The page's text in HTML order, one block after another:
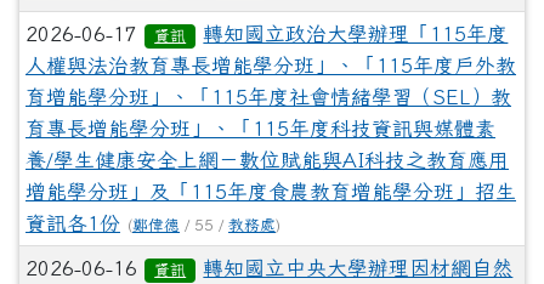
2026-06-17 資訊
轉知國立政治大學辦理「115年度
人權與法治教育專長增能學分班」、「115年度戶外教
育增能學分班」、「115年度社會情緒學習（SEL）教
育專長增能學分班」、「115年度科技資訊與媒體素
養/學生健康安全上網－數位賦能與AI科技之教育應用
增能學分班」及「115年度食農教育增能學分班」招生
資訊各1份 (鄭偉德 / 55 / 教務處)
2026-06-16 資訊
轉知國立中央大學辦理因材網自然